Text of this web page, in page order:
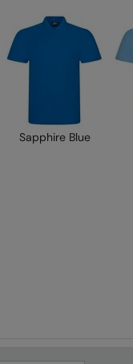
Sapphire Blue